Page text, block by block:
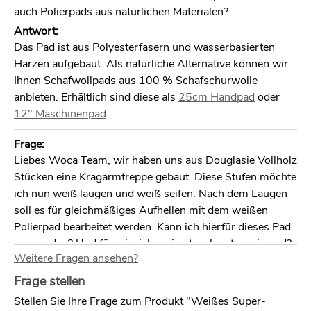
auch Polierpads aus natürlichen Materialen?
Antwort:
Das Pad ist aus Polyesterfasern und wasserbasierten
Harzen aufgebaut. Als natürliche Alternative können wir
Ihnen Schafwollpads aus 100 % Schafschurwolle
anbieten. Erhältlich sind diese als 25cm Handpad oder
12" Maschinenpad.
Frage:
Liebes Woca Team, wir haben uns aus Douglasie Vollholz
Stücken eine Kragarmtreppe gebaut. Diese Stufen möchte
ich nun weiß laugen und weiß seifen. Nach dem Laugen
soll es für gleichmäßiges Aufhellen mit dem weißen
Polierpad bearbeitet werden. Kann ich hierfür dieses Pad
verwenden? Und für wieviel qm in etwa langt so ein pad?
Vielen lieben Dank im Voraus, Mila
Antwort:
Sie wollen nach dem Laugen die Oberfläche mit den Pads
Weitere Fragen ansehen?
Frage stellen
Stellen Sie Ihre Frage zum Produkt "Weißes Super-